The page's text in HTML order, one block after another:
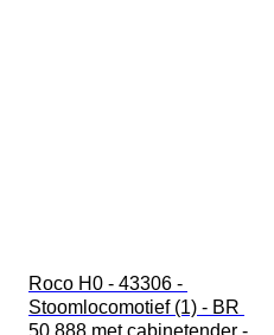
Roco H0 - 43306 -
Stoomlocomotief (1) - BR